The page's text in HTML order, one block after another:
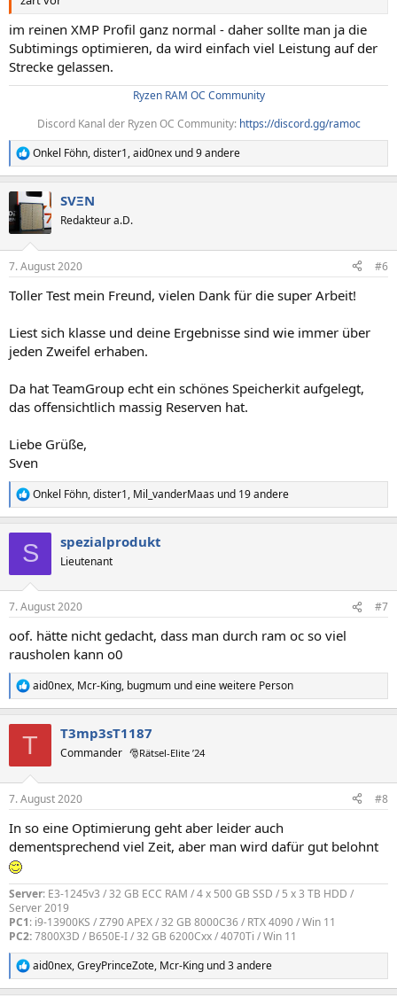
im reinen XMP Profil ganz normal - daher sollte man ja die
Subtimings optimieren, da wird einfach viel Leistung auf der
Strecke gelassen.
Ryzen RAM OC Community
Discord Kanal der Ryzen OC Community: https://discord.gg/ramoc
R
e
k
t
i
e
:
Onkel Föhn,dister1,aid0nex und 9 andere
SVΞN
Redakteur a.D.
7. August 2020 #6
Toller Test mein Freund, vielen Dank für die super Arbeit!
Liest sich klasse und deine Ergebnisse sind wie immer über
jeden Zweifel erhaben.
Da hat TeamGroup echt ein schönes Speicherkit aufgelegt,
das offensichtlich massig Reserven hat.
Liebe Grüße,
Sven
R
e
e
:
Onkel Föhn,dister1, Mil_vanderMaas und 19 andere
S spezialprodukt
Lieutenant
7. August 2020 #7
oof. hätte nicht gedacht, dass man durch ram oc so viel
rausholen kann o0
R
e
e
:
aid0nex, Mcr-King, bugmum und eine weitere Person
T T3mp3sT1187
Commander 🎅Rätsel-Elite ’24
7. August 2020 #8
In so eine Optimierung geht aber leider auch
dementsprechend viel Zeit, aber man wird dafür gut belohnt
Server: E3-1245v3 / 32 GB ECC RAM / 4 x 500 GB SSD / 5 x 3 TB HDD /
Server 2019
PC1: i9-13900KS / Z790 APEX / 32 GB 8000C36 / RTX 4090 / Win 11
PC2:7800X3D / B650E-I / 32 GB 6200Cxx / 4070Ti / Win 11
R
e
aid0nex,GreyPrinceZote, Mcr-King und 3 andere